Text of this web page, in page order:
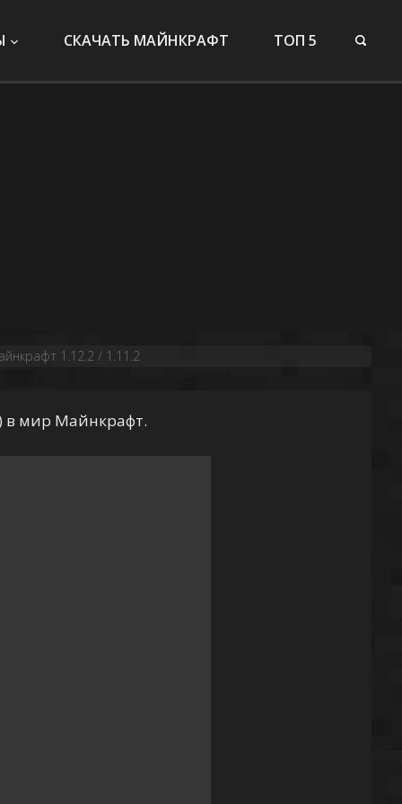
СКАЧАТЬ МАЙНКРАФТ ТОП 5
1.12.2 / 1.11.2
в мир Майнкрафт.